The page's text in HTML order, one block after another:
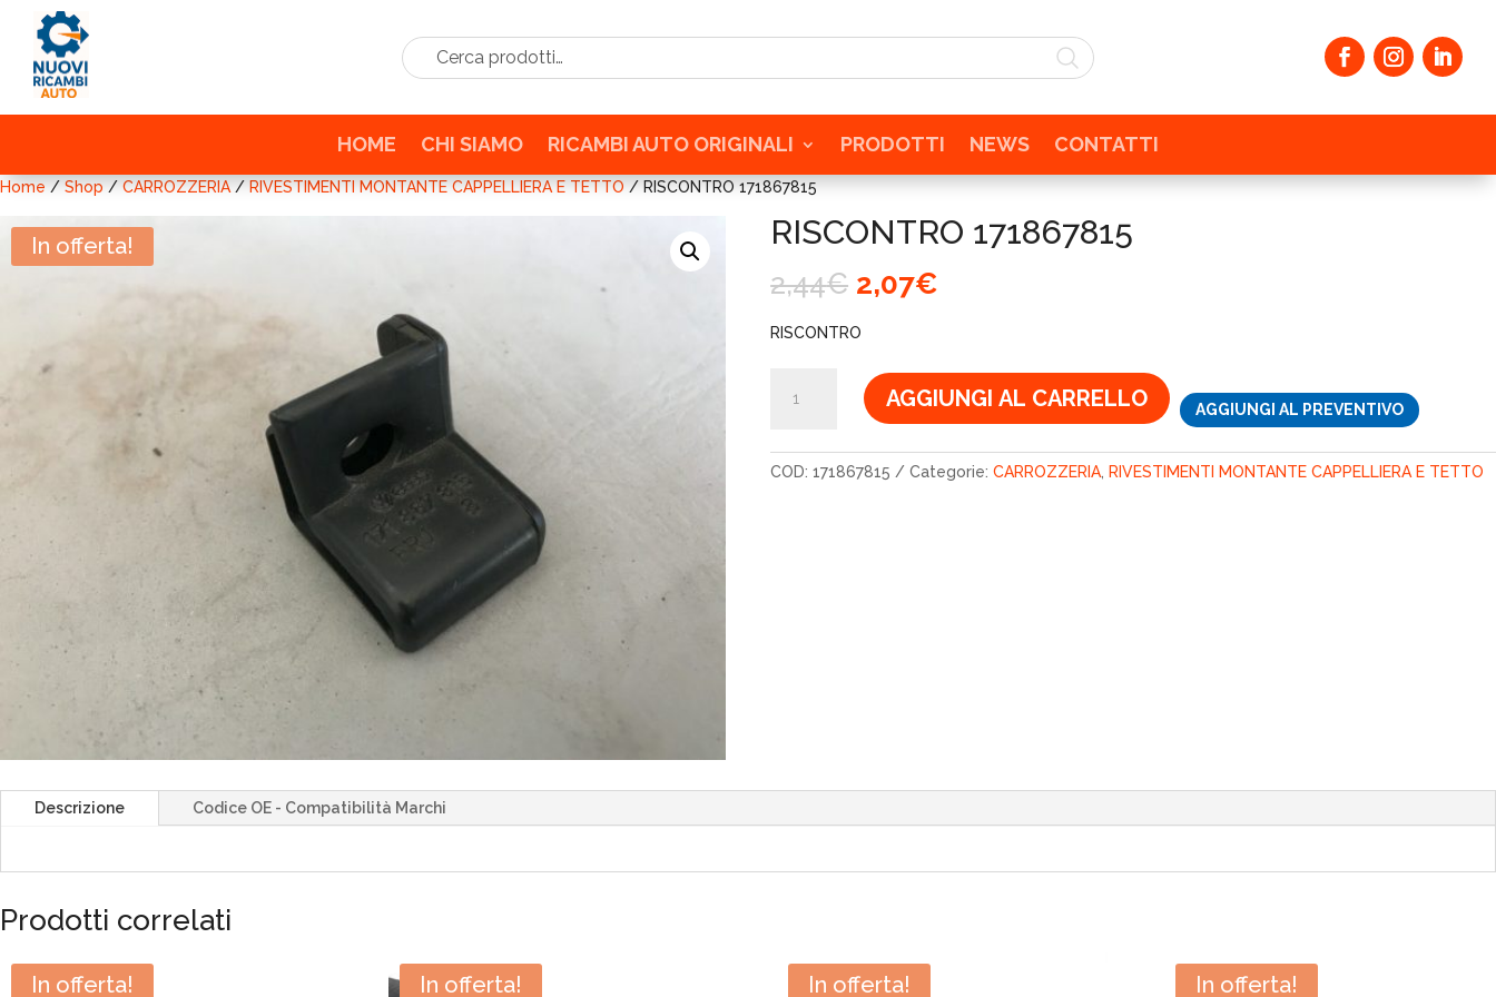
Cerca prodotti…
HOME CHI SIAMO RICAMBI AUTO ORIGINALI PRODOTTI NEWS CONTATTI
Home / Shop / CARROZZERIA/ RIVESTIMENTI MONTANTE CAPPELLIERA E TETTO / RISCONTRO 171867815
In offerta! RISCONTRO 171867815
2,44€ Il
prezzo
originale
2,44€.
2,07€
2,07€.
RISCONTRO
171867815
AGGIUNGI AL CARRELLO AGGIUNGI AL PREVENTIVO
COD:171867815 Categorie:CARROZZERIA RIVESTIMENTI MONTANTE CAPPELLIERA E TETTO
Descrizione Codice OE - Compatibilità Marchi
Prodotti correlati
In offerta! In offerta! In offerta! In offerta!